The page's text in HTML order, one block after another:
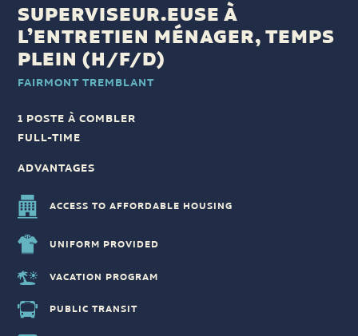
SUPERVISEUR.EUSE À
L’ENTRETIEN MÉNAGER, TEMPS
PLEIN (H/F/D)
FAIRMONT TREMBLANT
1 POSTE À COMBLER
FULL-TIME
ADVANTAGES
ACCESS TO AFFORDABLE HOUSING
UNIFORM PROVIDED
VACATION PROGRAM
PUBLIC TRANSIT